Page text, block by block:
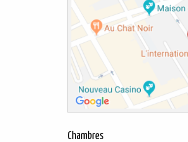
Chambres